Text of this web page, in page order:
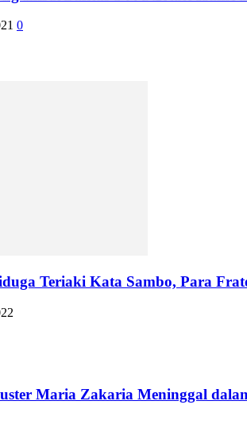
0
Teriaki Kata Sambo, Para
Maria Zakaria Meninggal